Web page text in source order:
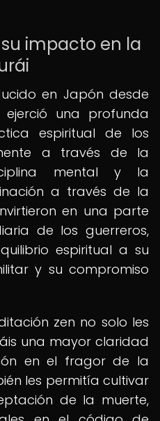
impacto en la
en Japón desde
una profunda
espiritual de los
a través de la
mental y la
a través de la
en una parte
de los guerreros,
espiritual a su
y su compromiso
zen no solo les
una mayor claridad
en el fragor de la
les permitía cultivar
de la muerte,